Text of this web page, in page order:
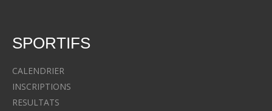
SPORTIFS
CALENDRIER
INSCRIPTIONS
RESULTATS